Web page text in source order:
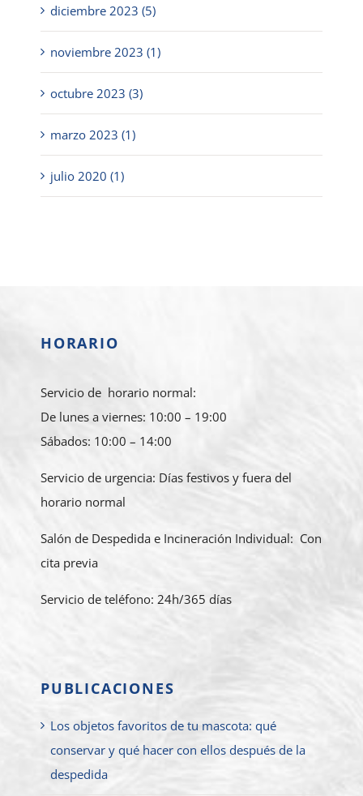
diciembre 2023 (5)
noviembre 2023 (1)
octubre 2023 (3)
marzo 2023 (1)
julio 2020 (1)
HORARIO
Servicio de horario normal:
De lunes a viernes: 10:00 – 19:00
Sábados: 10:00 – 14:00
Servicio de urgencia: Días festivos y fuera del
horario normal
Salón de Despedida e Incineración Individual: Con
cita previa
Servicio de teléfono: 24h/365 días
PUBLICACIONES
Los objetos favoritos de tu mascota: qué
conservar y qué hacer con ellos después de la
despedida